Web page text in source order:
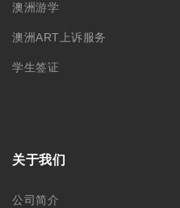
澳洲游学
澳洲ART上诉服务
学生签证
关于我们
公司简介